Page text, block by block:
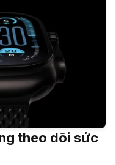
theo dõi sức